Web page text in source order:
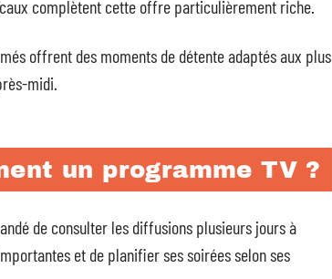
complètent cette offre particulièrement riche.
offrent des moments de détente adaptés aux plus
midi.
un programme TV ?
de consulter les diffusions plusieurs jours à
et de planifier ses soirées selon ses